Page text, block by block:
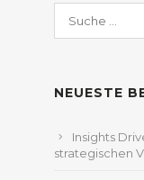
Suche
NEUESTE
Insights
strategischen